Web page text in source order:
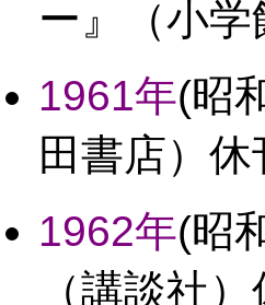
ー』（小
1961年(昭
田書店）休
1962年(昭
（講談社